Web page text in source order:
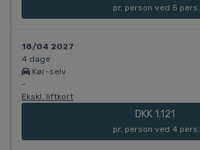
pr. person ved 5 pers.
18/04 2027
4 dage
Kør-selv
-
Ekskl. liftkort
DKK 1.121
pr. person ved 4 pers.